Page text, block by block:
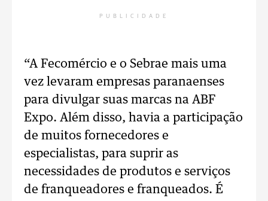
PUBLICIDADE
“A Fecomércio e o Sebrae mais uma
vez levaram empresas paranaenses
para divulgar suas marcas na ABF
Expo. Além disso, havia a participação
de muitos fornecedores e
especialistas, para suprir as
necessidades de produtos e serviços
de franqueadores e franqueados. É